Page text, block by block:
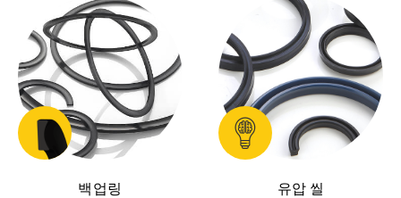
백업링 유압 씰